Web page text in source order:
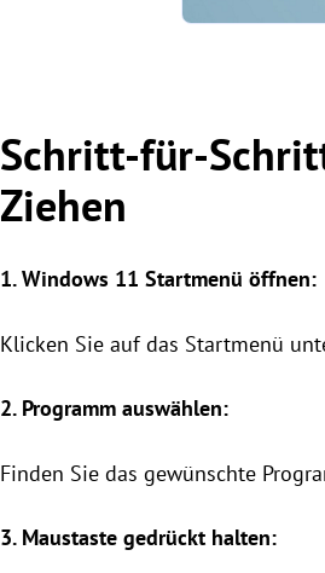
Schritt-für-
Ziehen
1. Windows 11 Startmenü öffnen:
Klicken Sie auf das Startmenü
2. Programm auswählen:
Finden Sie das gewünschte
3. Maustaste gedrückt halten: